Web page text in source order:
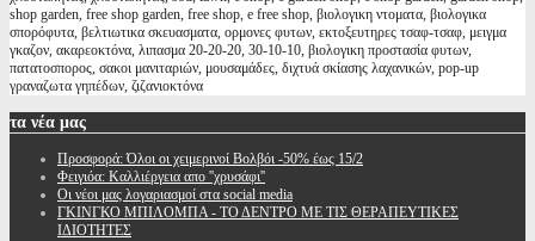
shop garden, free shop garden, free shop, e free shop, βιολογικη ντοματα, βιολογικα
σπορόφυτα, βελτιωτικα σκευασματα, ορμονες φυτων, εκτοξευτηρες τσαφ-τσαφ, μειγμα
γκαζον, ακαρεοκτόνα, λιπασμα 20-20-20, 30-10-10, βιολογικη προστασία φυτων,
πατατοσπορος, σακοι μανιταριών, μουσαμάδες, διχτυά σκίασης λαχανικών, pop-up
γραναζωτα γηπέδων, ζιζανιοκτόνα
τα νέα μας
Προσφορά: Όλοι οι χειμερινοί Βολβόι -50% έως 15/2
Φειγιόα: Καλλιέργεια απο ''χρυσάφι''
Oι νέοι μας λογαριασμοί στα social media
ΓΚΙΝΓΚΟ ΜΠΙΛΟΜΠΑ - ΤΟ ΔΕΝΤΡΟ ΜΕ ΤΙΣ ΘΕΡΑΠΕΥΤΙΚΕΣ
ΙΔΙΟΤΗΤΕΣ